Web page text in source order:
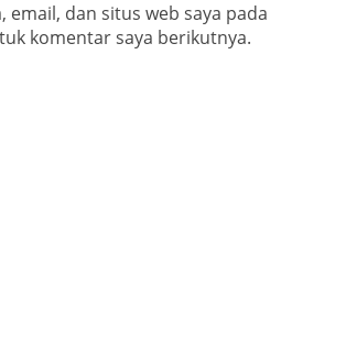
email, dan situs web saya pada
komentar saya berikutnya.